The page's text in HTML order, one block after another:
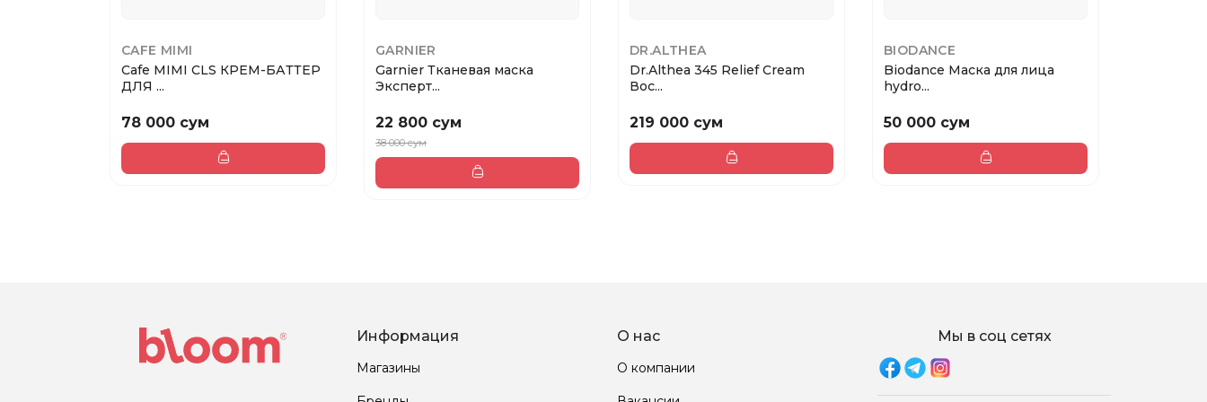
CAFE MIMI
Cafe MIMI CLS КРЕМ-БАТТЕР
ДЛЯ ...
78 000 сум
GARNIER
Garnier Тканевая маска
Эксперт...
22 800 сум
38 000 сум
DR.ALTHEA
Dr.Althea 345 Relief Cream
Вос...
219 000 сум
BIODANCE
Biodance Маска для лица
hydro...
50 000 сум
Информация
Магазины
О нас
О компании
Мы в соц сетях